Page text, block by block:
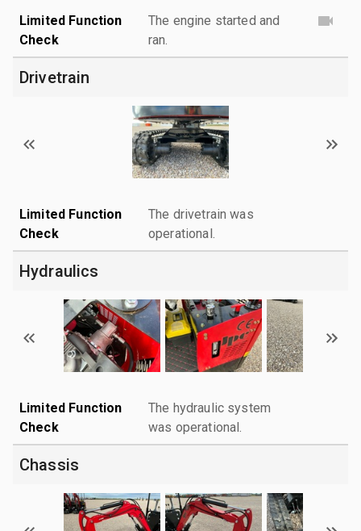
Limited Function
Check
The engine started and
ran.
Drivetrain
Limited Function
Check
The drivetrain was
operational.
Hydraulics
Limited Function
Check
The hydraulic system
was operational.
Chassis